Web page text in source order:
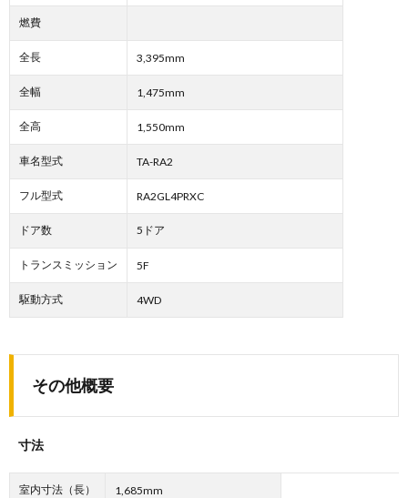
燃費
全長 3,395mm
全幅 1,475mm
全高 1,550mm
車名型式 TA-RA2
フル型式 RA2GL4PRXC
ドア数 5ドア
トランスミッション 5F
駆動方式 4WD
その他概要
寸法
室内寸法（長） 1,685mm